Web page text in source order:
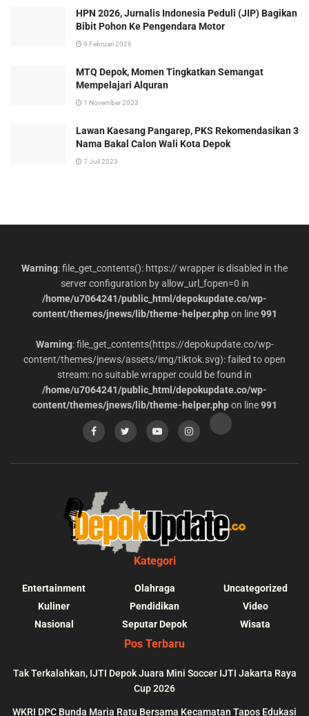
HPN 2026, Jurnalis Indonesia Peduli (JIP) Bagikan
Bibit Pohon Ke Pengendara Motor
9 Februari 2026
MTQ Depok, Momen Tingkatkan Semangat
Mempelajari Alquran
1 November 2023
Lawan Kaesang Pangarep, PKS Rekomendasikan 3
Nama Bakal Calon Wali Kota Depok
7 Juli 2023
Warning: file_get_contents(): https:// wrapper is disabled in the
server configuration by allow_url_fopen=0 in
/home/u7064241/public_html/depokupdate.co/wp-
content/themes/jnews/lib/theme-helper.phpon line991
Warning: file_get_contents(https://depokupdate.co/wp-
content/themes/jnews/assets/img/tiktok.svg): failed to open
stream: no suitable wrapper could be found in
/home/u7064241/public_html/depokupdate.co/wp-
content/themes/jnews/lib/theme-helper.phpon line991
Kategori
Entertainment
Kuliner
Nasional
Olahraga
Pendidikan
Seputar Depok
Uncategorized
Video
Wisata
Pos Terbaru
Tak Terkalahkan, IJTI Depok Juara Mini Soccer IJTI Jakarta Raya
Cup 2026
WKRI DPC Bunda Maria Ratu Bersama Kecamatan Tapos Edukasi
depokupdate.co/wp-
: